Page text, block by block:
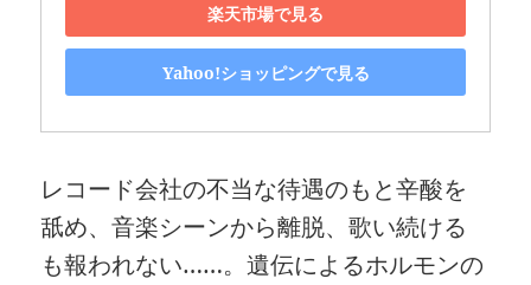
楽天市場で見る
Yahoo!ショッピングで見る
レコード会社の不当な待遇のもと辛酸を
舐め、音楽シーンから離脱、歌い続ける
も報われない……。遺伝によるホルモンの